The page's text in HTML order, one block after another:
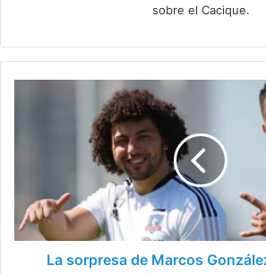
sobre el Cacique.
mejor
defensa
del
La sorpresa de Marcos